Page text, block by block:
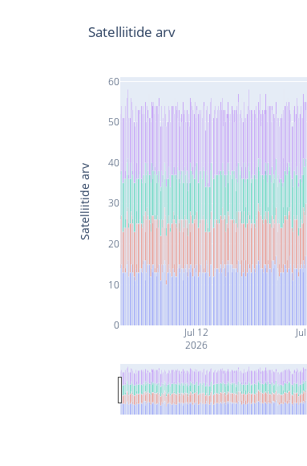
Jul 12
2026
0
10
20
30
40
50
60
Satelliitide arv
Satelliitide arv